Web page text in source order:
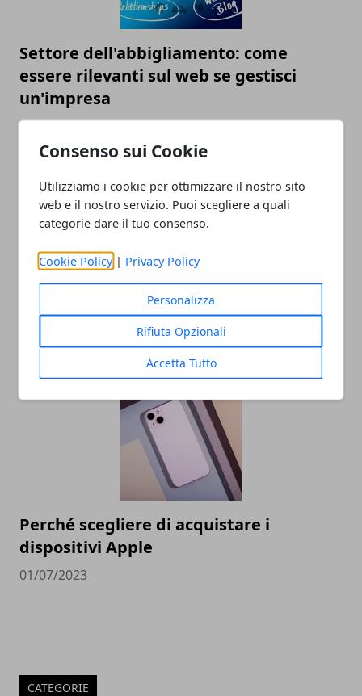
Consenso sui Cookie
Utilizziamo i cookie per ottimizzare il nostro sito
web e il nostro servizio. Puoi scegliere a quali
categorie dare il tuo consenso.
Cookie Policy | Privacy Policy
Personalizza
Rifiuta Opzionali
Accetta Tutto
Settore dell'abbigliamento: come
essere rilevanti sul web se gestisci
un'impresa
29/07/2024
SEO: cos'è e come può essere utile per il
tuo business?
17/07/2023
Perché scegliere di acquistare i
dispositivi Apple
01/07/2023
CATEGORIE